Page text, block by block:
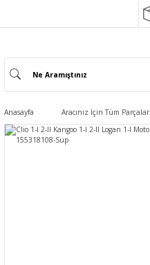
Anasayfa Aracınız İçin Tüm Parçalar